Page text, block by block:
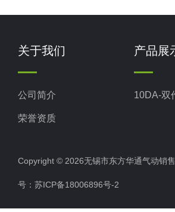
关于我们
公司简介
荣誉资质
产品展
Copyright © 2026无锡市东方华通气动销
号： 苏ICP备18006896号-2